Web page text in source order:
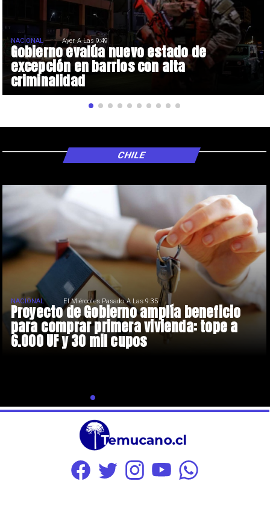
Gobierno evalúa nuevo estado de
excepción en barrios con alta
criminalidad
NACIONAL Ayer A Las 9:49
Proyecto de Gobierno amplía beneficio
para comprar primera vivienda: tope a
6.000 UF y 30 mil cupos
NACIONAL El Miércoles Pasado A Las 9:35
CHILE